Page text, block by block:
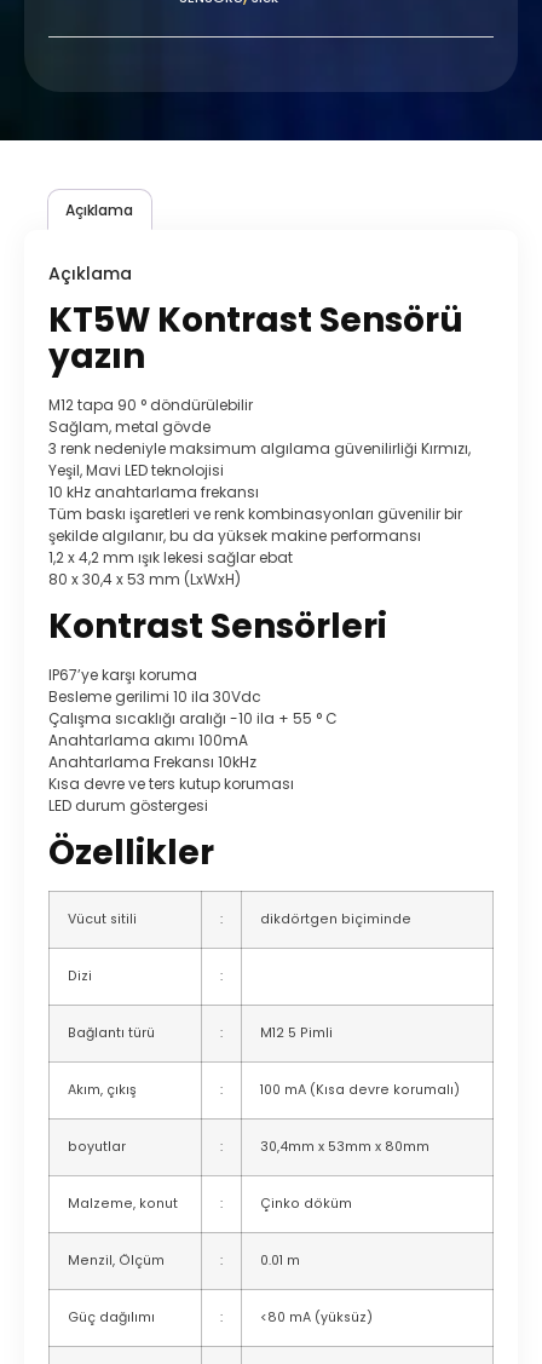
Açıklama
Açıklama
KT5W Kontrast Sensörü
yazın
M12 tapa 90 ° döndürülebilir
Sağlam, metal gövde
3 renk nedeniyle maksimum algılama güvenilirliği Kırmızı,
Yeşil, Mavi LED teknolojisi
10 kHz anahtarlama frekansı
Tüm baskı işaretleri ve renk kombinasyonları güvenilir bir
şekilde algılanır, bu da yüksek makine performansı
1,2 x 4,2 mm ışık lekesi sağlar ebat
80 x 30,4 x 53 mm (LxWxH)
Kontrast Sensörleri
IP67’ye karşı koruma
Besleme gerilimi 10 ila 30Vdc
Çalışma sıcaklığı aralığı -10 ila + 55 ° C
Anahtarlama akımı 100mA
Anahtarlama Frekansı 10kHz
Kısa devre ve ters kutup koruması
LED durum göstergesi
Özellikler
Vücut sitili : dikdörtgen biçiminde
Dizi :
Bağlantı türü : M12 5 Pimli
Akım, çıkış : 100 mA (Kısa devre korumalı)
boyutlar : 30,4mm x 53mm x 80mm
Malzeme, konut : Çinko döküm
Menzil, Ölçüm : 0.01 m
Güç dağılımı : <80 mA (yüksüz)